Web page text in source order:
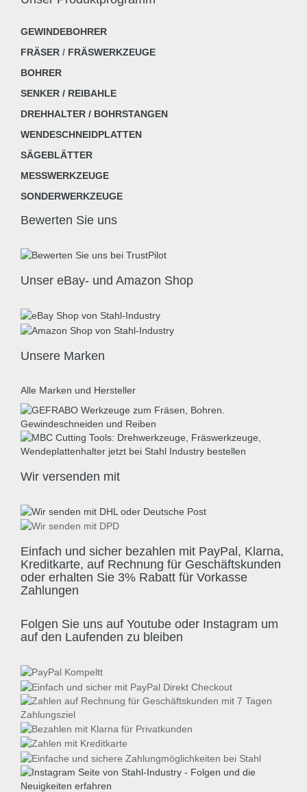
GEWINDEBOHRER
FRÄSER / FRÄSWERKZEUGE
BOHRER
SENKER / REIBAHLE
DREHHALTER / BOHRSTANGEN
WENDESCHNEIDPLATTEN
SÄGEBLÄTTER
MESSWERKZEUGE
SONDERWERKZEUGE
Bewerten Sie uns
Unser eBay- und Amazon Shop
Unsere Marken
Alle Marken und Hersteller
Wir versenden mit
Einfach und sicher bezahlen mit PayPal, Klarna,
Kreditkarte, auf Rechnung für Geschäftskunden
oder erhalten Sie 3% Rabatt für Vorkasse
Zahlungen
Folgen Sie uns auf Youtube oder Instagram um
auf den Laufenden zu bleiben